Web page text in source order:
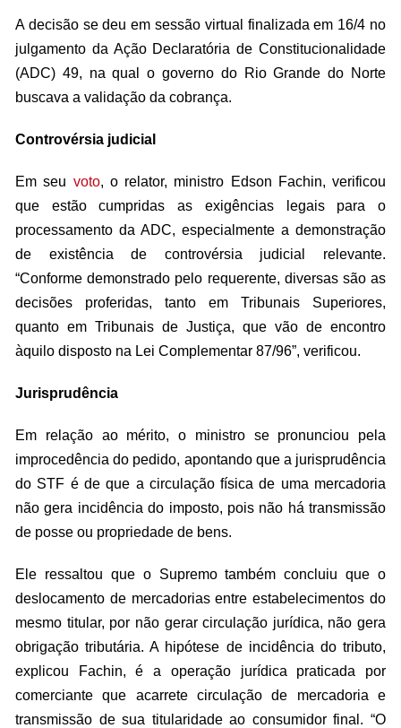
A decisão se deu em sessão virtual finalizada em 16/4 no
julgamento da Ação Declaratória de Constitucionalidade
(ADC) 49, na qual o governo do Rio Grande do Norte
buscava a validação da cobrança.
Controvérsia judicial
Em seu voto, o relator, ministro Edson Fachin, verificou
que estão cumpridas as exigências legais para o
processamento da ADC, especialmente a demonstração
de existência de controvérsia judicial relevante.
“Conforme demonstrado pelo requerente, diversas são as
decisões proferidas, tanto em Tribunais Superiores,
quanto em Tribunais de Justiça, que vão de encontro
àquilo disposto na Lei Complementar 87/96”, verificou.
Jurisprudência
Em relação ao mérito, o ministro se pronunciou pela
improcedência do pedido, apontando que a jurisprudência
do STF é de que a circulação física de uma mercadoria
não gera incidência do imposto, pois não há transmissão
de posse ou propriedade de bens.
Ele ressaltou que o Supremo também concluiu que o
deslocamento de mercadorias entre estabelecimentos do
mesmo titular, por não gerar circulação jurídica, não gera
obrigação tributária. A hipótese de incidência do tributo,
explicou Fachin, é a operação jurídica praticada por
comerciante que acarrete circulação de mercadoria e
transmissão de sua titularidade ao consumidor final. “O